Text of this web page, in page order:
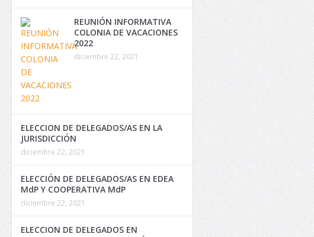
REUNIÓN INFORMATIVA
COLONIA DE VACACIONES
2022
diciembre 22, 2021
ELECCION DE DELEGADOS/AS EN LA
JURISDICCIÓN
diciembre 22, 2021
ELECCIÓN DE DELEGADOS/AS EN EDEA
MdP Y COOPERATIVA MdP
diciembre 22, 2021
ELECCION DE DELEGADOS EN